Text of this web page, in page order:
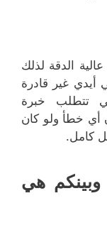
الدقة لذلك
غير قادرة
تتطلب خبرة
أي خطأ ولو كان
كامل.
وبينكم هي